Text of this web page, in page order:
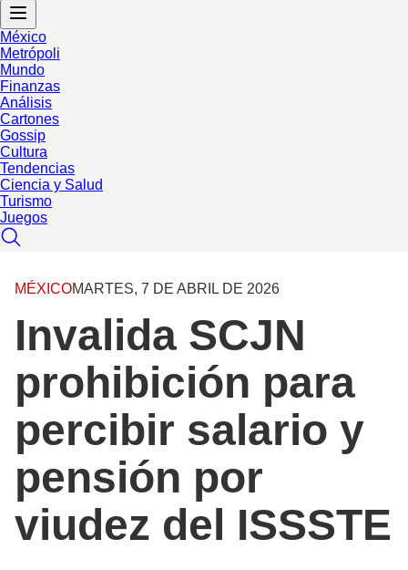
México
Metrópoli
Mundo
Finanzas
Análisis
Cartones
Gossip
Cultura
Tendencias
Ciencia y Salud
Turismo
Juegos
MÉXICOMARTES, 7 DE ABRIL DE 2026
Invalida SCJN
prohibición para
percibir salario y
pensión por
viudez del ISSSTE